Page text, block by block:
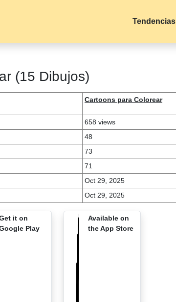
Tendencias
(15 Dibujos)
Cartoons para Colorear
658 views
48
73
71
Oct 29, 2025
Oct 29, 2025
it on
Play
Available on
the App Store